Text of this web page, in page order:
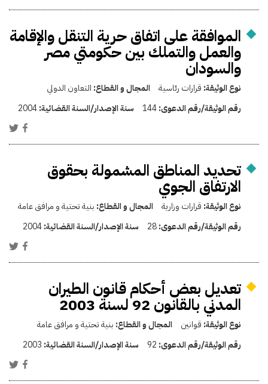
الموافقة على اتفاق حرية التنقل والإقامة
والعمل والتملك بين حكومتي مصر
والسودان
نوع الوثيقة: قرارات رئاسية المجال و القطاع: التعاون الدولي
رقم الوثيقة/رقم الدعوى:144 سنة الإصدار/السنة القضائية:2004
تحديد المناطق المشمولة بحقوق
الارتفاق الجوي
نوع الوثيقة: قرارات وزارية المجال و القطاع: بنية تحتية و مرافق عامة
رقم الوثيقة/رقم الدعوى:28 سنة الإصدار/السنة القضائية:2004
تعديل بعض أحكام قانون الطيران
المدني بالقانون 92 لسنة 2003
نوع الوثيقة: قوانين المجال و القطاع: بنية تحتية و مرافق عامة
رقم الوثيقة/رقم الدعوى: 92 سنة الإصدار/السنة القضائية: 2003